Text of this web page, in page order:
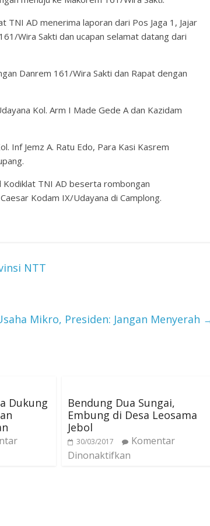
TNI AD menerima laporan dari Pos Jaga 1, Jajar
Wira Sakti dan ucapan selamat datang dari
Danrem 161/Wira Sakti dan Rapat dengan
Kol. Arm I Made Gede A dan Kazidam
Inf Jemz A. Ratu Edo, Para Kasi Kasrem
TNI AD beserta rombongan
Kodam IX/Udayana di Camplong.
NTT
Mikro, Presiden: Jangan Menyerah
Dukung
Bendung Dua Sungai,
Embung di Desa Leosama
Jebol
30/03/2017
Komentar
Dinonaktifkan